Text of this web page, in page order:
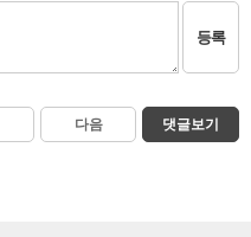
등록
다음 댓글보기